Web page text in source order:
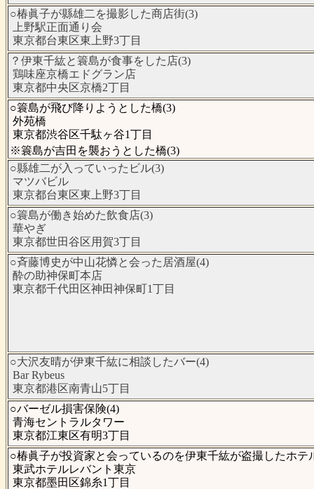
○椿眞子が縣雄二を撮影した商店街(3)
上野駅正面通り会
東京都台東区東上野3丁目
？伊東千紘と簑島が食事をした店(3)
鶏味座京橋エドグラン店
東京都中央区京橋2丁目
○簑島が飛び降りようとした橋(3)
外苑橋
東京都渋谷区千駄ヶ谷1丁目
※簑島が吉田を襲おうとした橋(3)
○縣雄二が入っていったビル(3)
マツバビル
東京都台東区東上野3丁目
○簑島が働き始めた飲食店(3)
華やぎ
東京都世田谷区用賀3丁目
○斉藤博史が中山花憐と会った居酒屋(4)
酔の助神保町本店
東京都千代田区神田神保町1丁目
○大沢友晴が伊東千紘に相談したバー(4)
Bar Rybeus
東京都港区南青山5丁目
○バーゼル損害保険(4)
青海セントラルタワー
東京都江東区有明3丁目
○椿眞子が投資家と会っているのを伊東千紘が盗撮したホテ
東武ホテルレバント東京
東京都墨田区錦糸1丁目